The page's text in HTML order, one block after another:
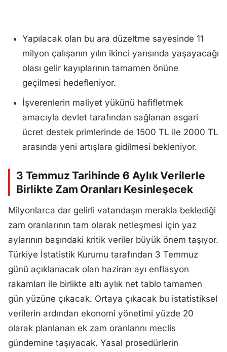
Yapılacak olan bu ara düzeltme sayesinde 11
milyon çalışanın yılın ikinci yarısında yaşayacağı
olası gelir kayıplarının tamamen önüne
geçilmesi hedefleniyor.
İşverenlerin maliyet yükünü hafifletmek
amacıyla devlet tarafından sağlanan asgari
ücret destek primlerinde de 1500 TL ile 2000 TL
arasında yeni artışlara gidilmesi bekleniyor.
3 Temmuz Tarihinde 6 Aylık Verilerle
Birlikte Zam Oranları Kesinleşecek
Milyonlarca dar gelirli vatandaşın merakla beklediği
zam oranlarının tam olarak netleşmesi için yaz
aylarının başındaki kritik veriler büyük önem taşıyor.
Türkiye İstatistik Kurumu tarafından 3 Temmuz
günü açıklanacak olan haziran ayı enflasyon
rakamları ile birlikte altı aylık net tablo tamamen
gün yüzüne çıkacak. Ortaya çıkacak bu istatistiksel
verilerin ardından ekonomi yönetimi yüzde 20
olarak planlanan ek zam oranlarını meclis
gündemine taşıyacak. Yasal prosedürlerin